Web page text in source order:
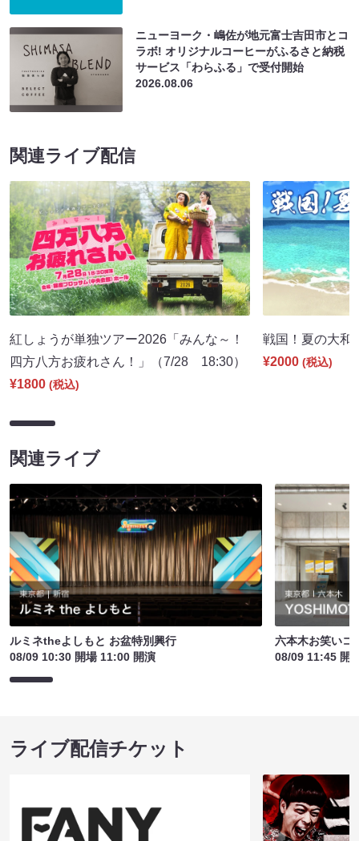
ニューヨーク・嶋佐が地元富士吉田市とコ
ラボ! オリジナルコーヒーがふるさと納税
サービス「わらふる」で受付開始
2026.08.06
関連ライブ配信
紅しょうが単独ツアー2026「みんな～！
四方八方お疲れさん！」（7/28 18:30）
¥1800 (税込)
戦国！夏の大
¥2000 (税込)
関連ライブ
ルミネtheよしもと お盆特別興行
08/09 10:30 開場 11:00 開演
六本木お笑いコ
08/09 11:45 開
ライブ配信チケット